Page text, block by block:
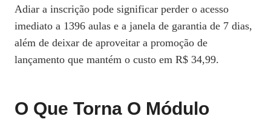
Adiar a inscrição pode significar perder o acesso
imediato a 1396 aulas e a janela de garantia de 7 dias,
além de deixar de aproveitar a promoção de
lançamento que mantém o custo em R$ 34,99.
O Que Torna O Módulo